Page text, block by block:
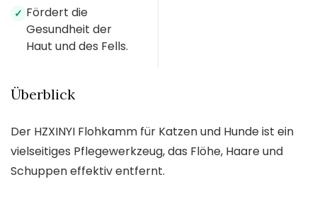
✓ Fördert die
Gesundheit der
Haut und des Fells.
Überblick
Der HZXINYI Flohkamm für Katzen und Hunde ist ein
vielseitiges Pflegewerkzeug, das Flöhe, Haare und
Schuppen effektiv entfernt.